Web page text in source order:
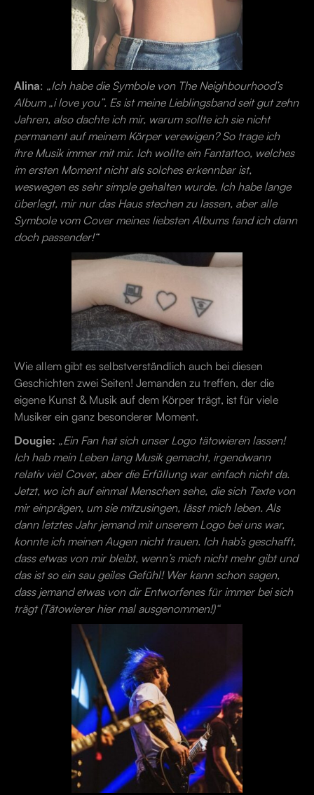
Alina: „Ich habe die Symbole von The Neighbourhood’s
Album „i love you”. Es ist meine Lieblingsband seit gut zehn
Jahren, also dachte ich mir, warum sollte ich sie nicht
permanent auf meinem Körper verewigen? So trage ich
ihre Musik immer mit mir. Ich wollte ein Fantattoo, welches
im ersten Moment nicht als solches erkennbar ist,
weswegen es sehr simple gehalten wurde. Ich habe lange
überlegt, mir nur das Haus stechen zu lassen, aber alle
Symbole vom Cover meines liebsten Albums fand ich dann
doch passender!“
Wie allem gibt es selbstverständlich auch bei diesen
Geschichten zwei Seiten! Jemanden zu treffen, der die
eigene Kunst & Musik auf dem Körper trägt, ist für viele
Musiker ein ganz besonderer Moment.
Dougie: „Ein Fan hat sich unser Logo tätowieren lassen!
Ich hab mein Leben lang Musik gemacht, irgendwann
relativ viel Cover, aber die Erfüllung war einfach nicht da.
Jetzt, wo ich auf einmal Menschen sehe, die sich Texte von
mir einprägen, um sie mitzusingen, lässt mich leben. Als
dann letztes Jahr jemand mit unserem Logo bei uns war,
konnte ich meinen Augen nicht trauen. Ich hab’s geschafft,
dass etwas von mir bleibt, wenn’s mich nicht mehr gibt und
das ist so ein sau geiles Gefühl! Wer kann schon sagen,
dass jemand etwas von dir Entworfenes für immer bei sich
trägt (Tätowierer hier mal ausgenommen!)“